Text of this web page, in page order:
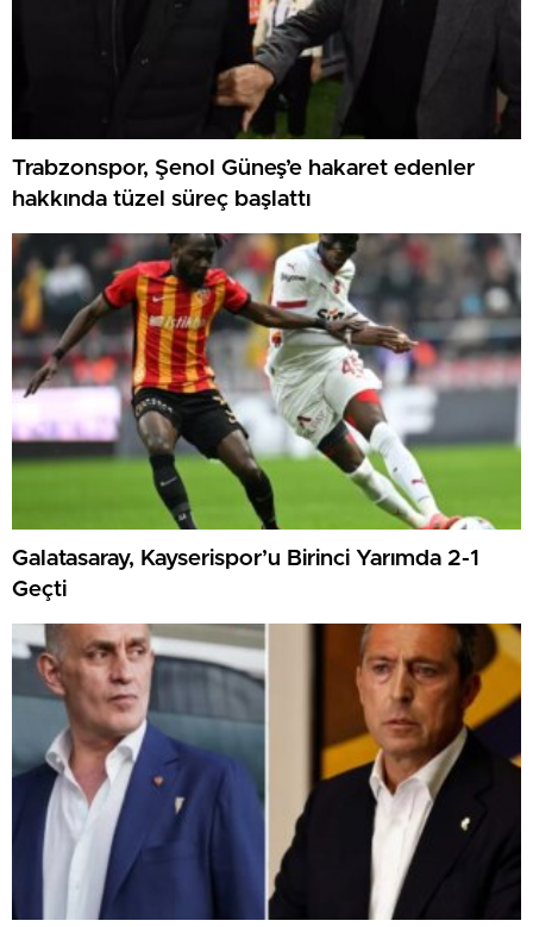
Trabzonspor, Şenol Güneş’e hakaret edenler
hakkında tüzel süreç başlattı
Galatasaray, Kayserispor’u Birinci Yarımda 2-1
Geçti